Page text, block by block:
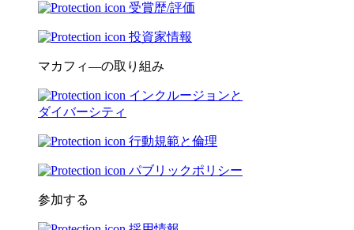
受賞歴/評価
投資家情報
マカフィ―の取り組み
インクルージョンと
ダイバーシティ
行動規範と倫理
パブリックポリシー
参加する